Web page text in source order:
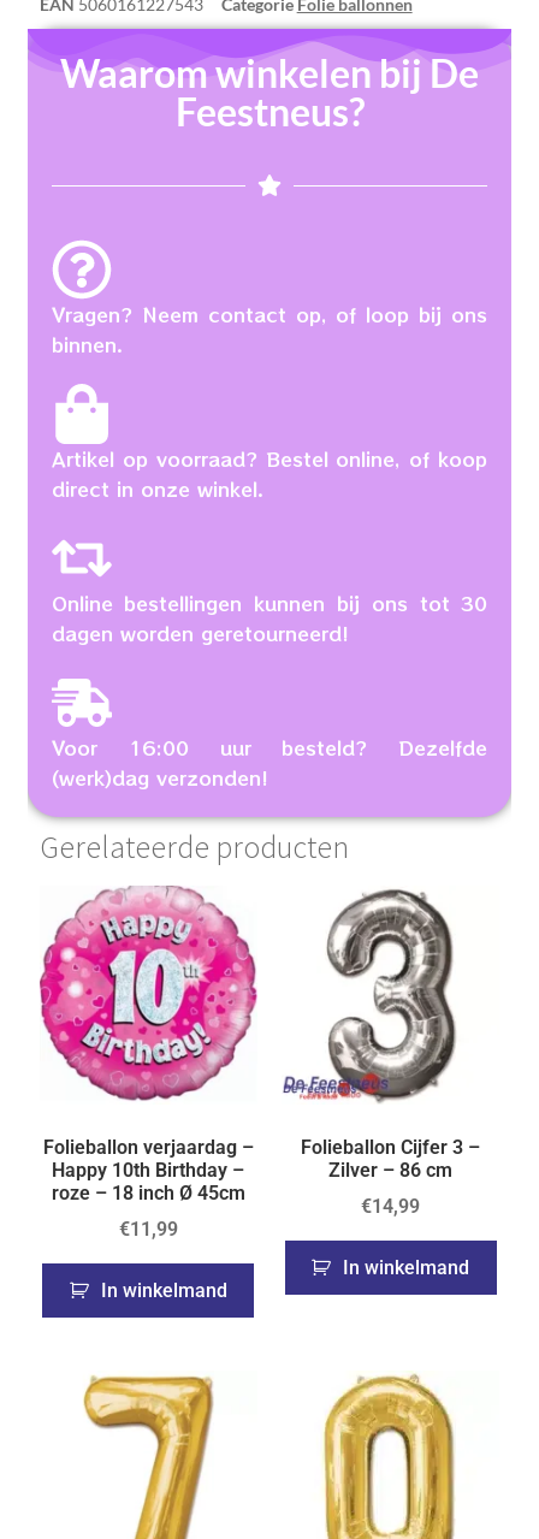
EAN 5060161227543 Categorie Folie ballonnen
Waarom winkelen bij De
Feestneus?
Vragen? Neem contact op, of loop bij ons
binnen.
Artikel op voorraad? Bestel online, of koop
direct in onze winkel.
Online bestellingen kunnen bij ons tot 30
dagen worden geretourneerd!
Voor 16:00 uur besteld? Dezelfde
(werk)dag verzonden!
Gerelateerde producten
Folieballon verjaardag –
Happy 10th Birthday –
roze – 18 inch Ø 45cm
€11,99
In winkelmand
Folieballon Cijfer 3 –
Zilver – 86 cm
€14,99
In winkelmand